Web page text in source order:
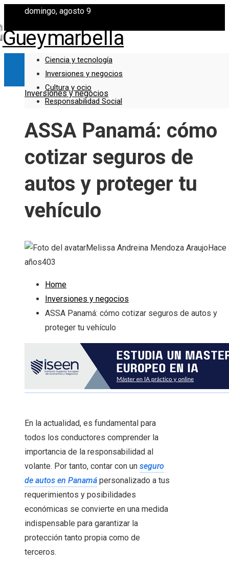
domingo, agosto 9
Ciencia y tecnología
Inversiones y negocios
Cultura y ocio
Responsabilidad Social
Inversiones y negocios
ASSA Panamá: cómo
cotizar seguros de
autos y proteger tu
vehículo
Melissa Andreina Mendoza Araujo Hace
años403
Home
Inversiones y negocios
ASSA Panamá: cómo cotizar seguros de autos y
proteger tu vehículo
En la actualidad, es fundamental para
todos los conductores comprender la
importancia de la responsabilidad al
volante. Por tanto, contar con un seguro
de autos en Panamá personalizado a tus
requerimientos y posibilidades
económicas se convierte en una medida
indispensable para garantizar la
protección tanto propia como de
terceros.